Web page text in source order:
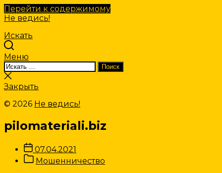
Перейти к содержимому
Не ведись!
Искать
Меню
Искать:
Поиск
Закрыть
поиск
Закрыть
© 2026 Не ведись!
pilomateriali.biz
Дата
записи
07.04.2021
Категории
Записи
Мошенничество